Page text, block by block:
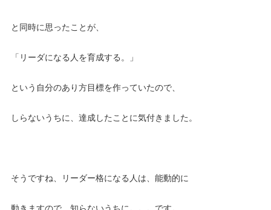
と同時に思ったことが、
「リーダになる人を育成する。」
という自分のあり方目標を作っていたので、
しらないうちに、達成したことに気付きました。
そうですね、リーダー格になる人は、能動的に
動きますので、知らないうちに。。。です。